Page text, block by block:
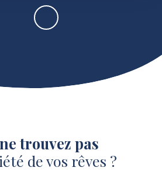
trouvez pas
de vos rêves ?